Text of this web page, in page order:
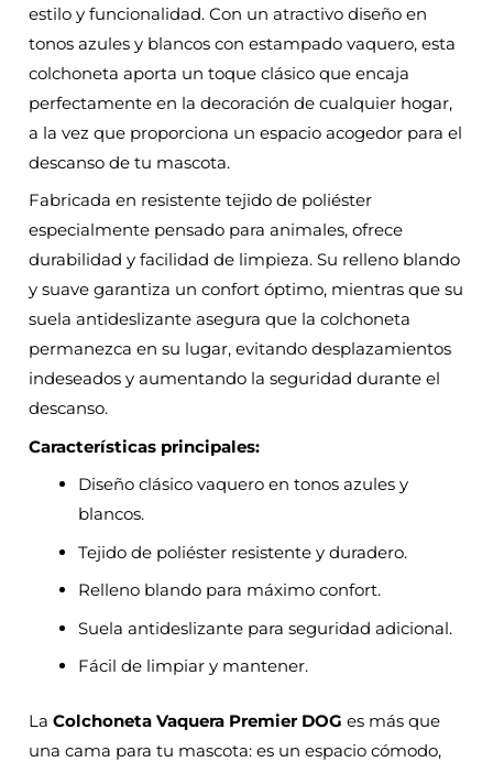
estilo y funcionalidad. Con un atractivo diseño en
tonos azules y blancos con estampado vaquero, esta
colchoneta aporta un toque clásico que encaja
perfectamente en la decoración de cualquier hogar,
a la vez que proporciona un espacio acogedor para el
descanso de tu mascota.
Fabricada en resistente tejido de poliéster
especialmente pensado para animales, ofrece
durabilidad y facilidad de limpieza. Su relleno blando
y suave garantiza un confort óptimo, mientras que su
suela antideslizante asegura que la colchoneta
permanezca en su lugar, evitando desplazamientos
indeseados y aumentando la seguridad durante el
descanso.
Características principales:
Diseño clásico vaquero en tonos azules y
blancos.
Tejido de poliéster resistente y duradero.
Relleno blando para máximo confort.
Suela antideslizante para seguridad adicional.
Fácil de limpiar y mantener.
LaColchoneta Vaquera Premier DOG es más que
una cama para tu mascota: es un espacio cómodo,